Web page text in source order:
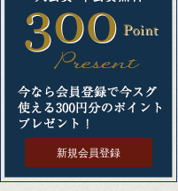
新規会員登録